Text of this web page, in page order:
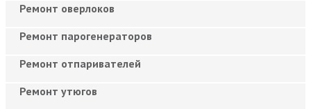
Ремонт оверлоков
Ремонт парогенераторов
Ремонт отпаривателей
Ремонт утюгов